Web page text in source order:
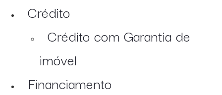
Crédito
Crédito com Garantia de
imóvel
Financiamento